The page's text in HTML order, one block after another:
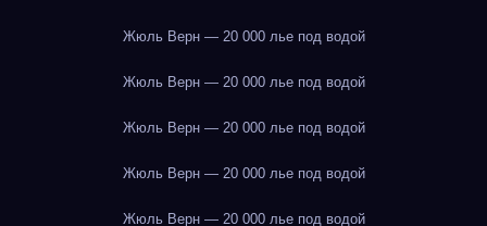
Жюль Верн — 20 000 лье под водой
Жюль Верн — 20 000 лье под водой
Жюль Верн — 20 000 лье под водой
Жюль Верн — 20 000 лье под водой
Жюль Верн — 20 000 лье под водой